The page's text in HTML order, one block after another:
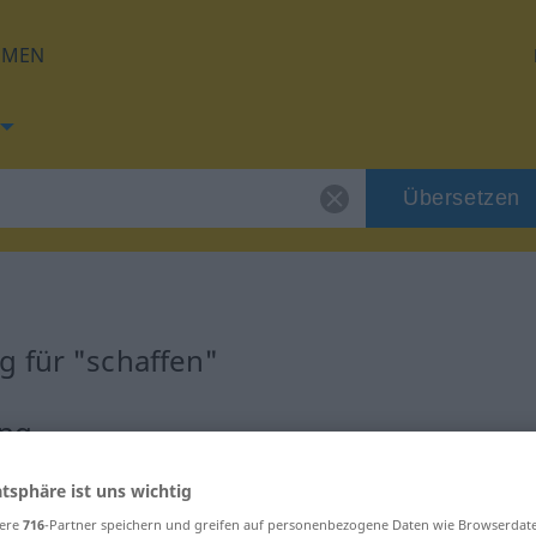
Übersetzen
für "schaffen"
ist uns wichtig
716-Partner speichern und greifen auf personenbezogene Daten wie